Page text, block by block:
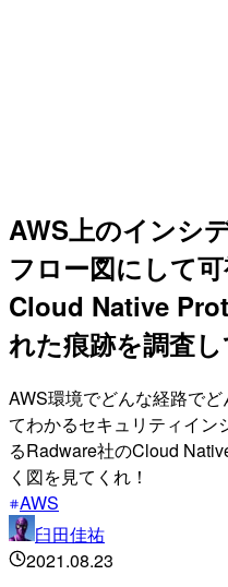
AWS上のインシ
フロー図にして
Cloud Native
れた痕跡を調査
AWS環境でどんな経路で
てわかるセキュリティイン
るRadware社のCloud
く図を見てくれ！
AWS
臼田佳祐
2021.08.23